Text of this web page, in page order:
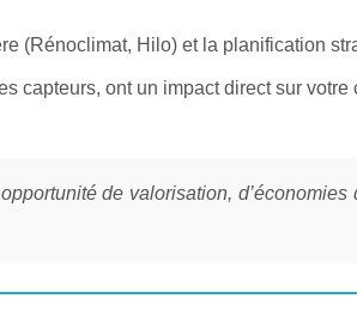
(Rénoclimat, Hilo) et la planification
capteurs, ont un impact direct sur votre
de valorisation, d’économies